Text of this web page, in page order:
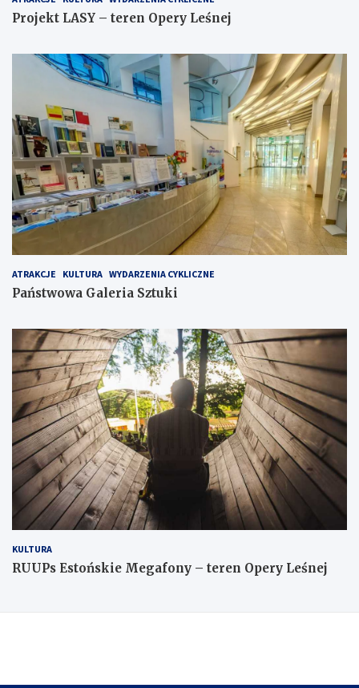
Projekt LASY – teren Opery Leśnej
ATRAKCJE KULTURA WYDARZENIA CYKLICZNE
Państwowa Galeria Sztuki
KULTURA
RUUPs Estońskie Megafony – teren Opery Leśnej